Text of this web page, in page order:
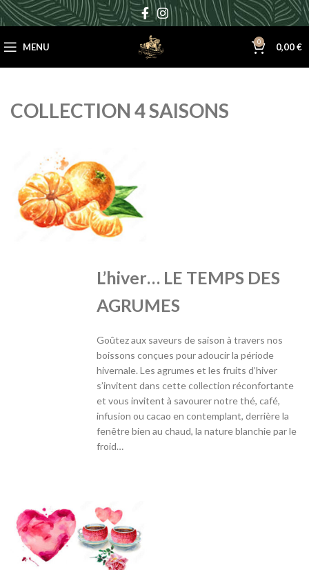
MENU 0 0,00€
COLLECTION 4 SAISONS
L’hiver… LE TEMPS DES
AGRUMES
Goûtez aux saveurs de saison à travers nos
boissons conçues pour adoucir la période
hivernale. Les agrumes et les fruits d’hiver
s’invitent dans cette collection réconfortante
et vous invitent à savourer notre thé, café,
infusion ou cacao en contemplant, derrière la
fenêtre bien au chaud, la nature blanchie par le
froid…